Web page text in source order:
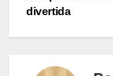
divertida